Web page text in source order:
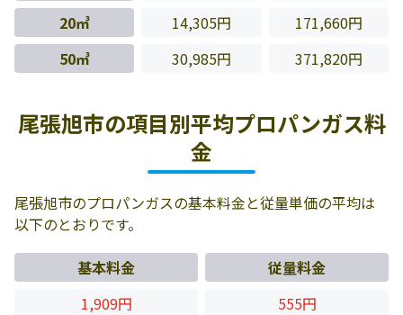
20㎥
14,305円
171,660円
50㎥
30,985円 371,820円
尾張旭市の項目別平均プロパンガス料
金
尾張旭市のプロパンガスの基本料金と従量単価の平均は
以下のとおりです。
基本料金
従量料金
1,909円
555円